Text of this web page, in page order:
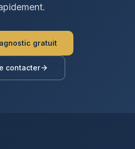
gratuit
contacter